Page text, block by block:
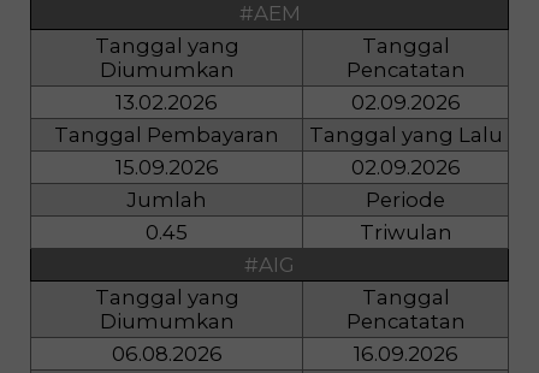
#AEM
Tanggal yang
Diumumkan
Tanggal
Pencatatan
13.02.2026
02.09.2026
Tanggal Pembayaran
Tanggal yang Lalu
15.09.2026
02.09.2026
Jumlah
Periode
0.45
Triwulan
#AIG
Tanggal yang
Diumumkan
Tanggal
Pencatatan
06.08.2026
16.09.2026